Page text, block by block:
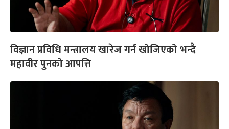
विज्ञान प्रविधि मन्त्रालय खारेज गर्न खोजिएको भन्दै
महावीर पुनको आपत्ति